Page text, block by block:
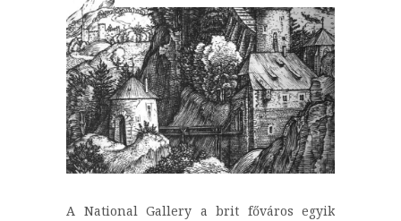
A National Gallery a brit főváros egyik